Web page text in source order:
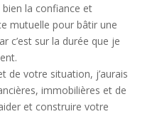
la confiance et
mutuelle pour bâtir une
c’est sur la durée que je
de votre situation, j’aurais
immobilières et de
et construire votre